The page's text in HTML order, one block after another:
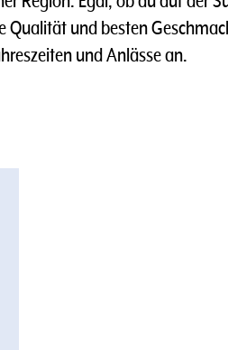
und besten
und Anlässe an.